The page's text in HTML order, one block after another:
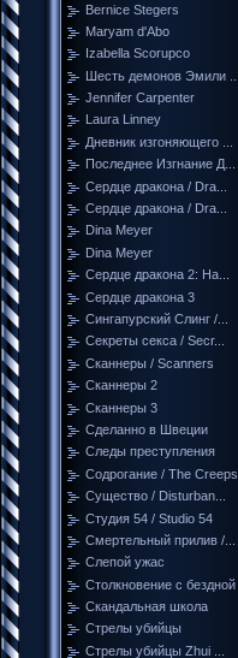
Bernice Stegers
Maryam d'Abo
Izabella Scorupco
Шесть демонов Эмили ...
Jennifer Carpenter
Laura Linney
Дневник изгоняющего ...
Последнее Изгнание Д...
Сердце дракона / Dra...
Сердце дракона / Dra...
Dina Meyer
Dina Meyer
Сердце дракона 2: На...
Сердце дракона 3
Сингапурский Слинг /...
Секреты секса / Secr...
Сканнеры / Scanners
Сканнеры 2
Сканнеры 3
Сделанно в Швеции
Следы преступления
Содрогание / The Creeps
Существо / Disturban...
Студия 54 / Studio 54
Смертельный прилив /...
Слепой ужас
Столкновение с бездной
Скандальная школа
Стрелы убийцы
Стрелы убийцы Zhui ...